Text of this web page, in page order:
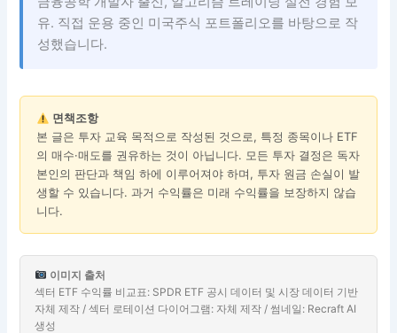
유. 직접 운용 중인 미국주식 포트폴리오를 바탕으로 작
성했습니다.
면책조항
본 글은 투자 교육 목적으로 작성된 것으로, 특정 종목이나 ETF
의 매수·매도를 권유하는 것이 아닙니다. 모든 투자 결정은 독자
본인의 판단과 책임 하에 이루어져야 하며, 투자 원금 손실이 발
생할 수 있습니다. 과거 수익률은 미래 수익률을 보장하지 않습
니다.
이미지 출처
섹터 ETF 수익률 비교표: SPDR ETF 공시 데이터 및 시장 데이터 기반
자체 제작 / 섹터 로테이션 다이어그램: 자체 제작 / 썸네일: Recraft AI
생성